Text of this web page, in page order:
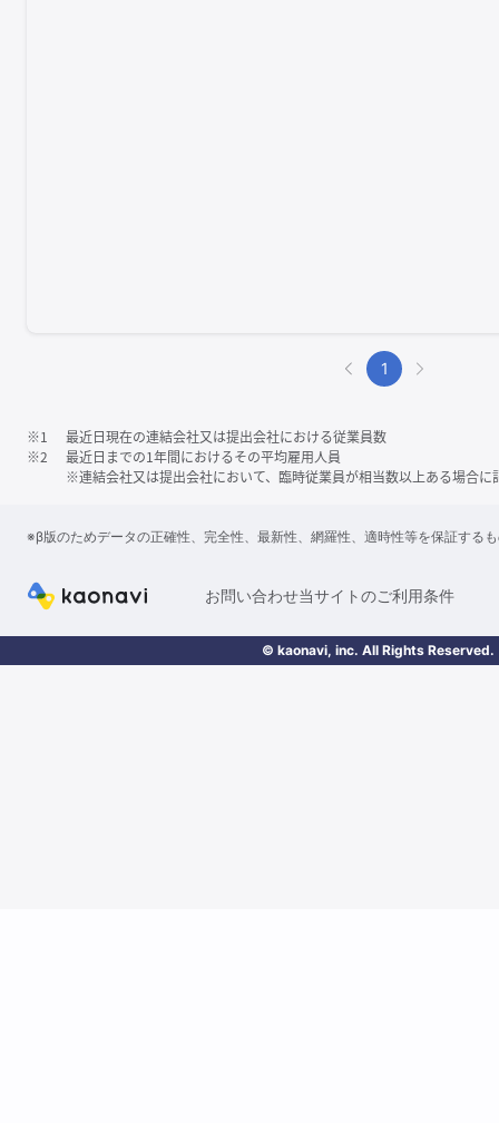
1
※1
最近日現在の連結会社又は提出会社における従業員数
※2
最近日までの1年間におけるその平均雇用人員
※連結会社又は提出会社において、臨時従業員が相当数以上ある場合に
※β版のためデータの正確性、完全性、最新性、網羅性、適時性等を保証する
お問い合わせ当サイトのご利用条件
© kaonavi, inc. All Rights Reserved.